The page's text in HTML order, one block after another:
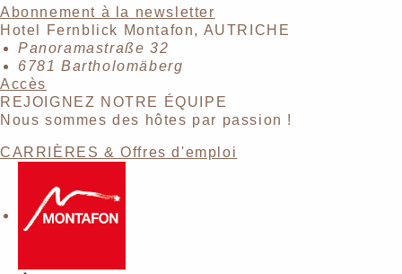
Abonnement à la newsletter
Hotel Fernblick Montafon, AUTRICHE
Panoramastraße 32
6781 Bartholomäberg
Accès
REJOIGNEZ NOTRE ÉQUIPE
Nous sommes des hôtes par passion !
CARRIÈRES & Offres d'emploi